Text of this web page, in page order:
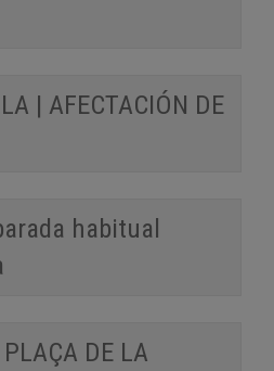
| AFECTACIÓN DE
habitual
DE LA